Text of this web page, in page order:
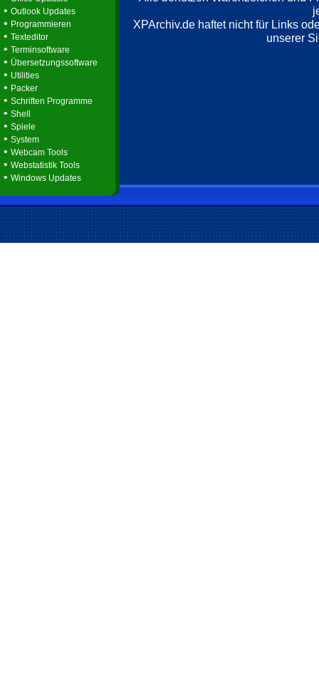
• Outlook Updates
• Programmieren
• Texteditor
• Terminsoftware
• Übersetzungssoftware
• Utilities
• Packer
• Schriften Programme
• Shell
• Spiele
• System
• Webcam Tools
• Webstatistik Tools
• Windows Updates
XPArchiv.de haftet nicht für Links
unserer